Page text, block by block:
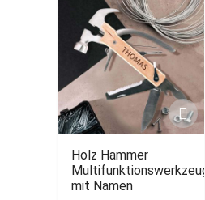
Holz Hammer
Multifunktionswerkzeug
mit Namen